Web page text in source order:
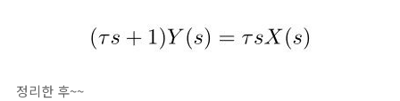
정리한 후~~